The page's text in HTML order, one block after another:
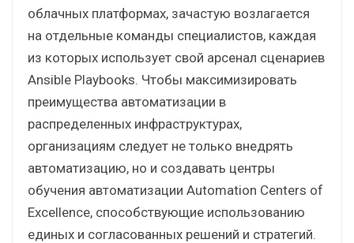
облачных платформах, зачастую возлагается
на отдельные команды специалистов, каждая
из которых использует свой арсенал сценариев
Ansible Playbooks. Чтобы максимизировать
преимущества автоматизации в
распределенных инфраструктурах,
организациям следует не только внедрять
автоматизацию, но и создавать центры
обучения автоматизации Automation Centers of
Excellence, способствующие использованию
единых и согласованных решений и стратегий.